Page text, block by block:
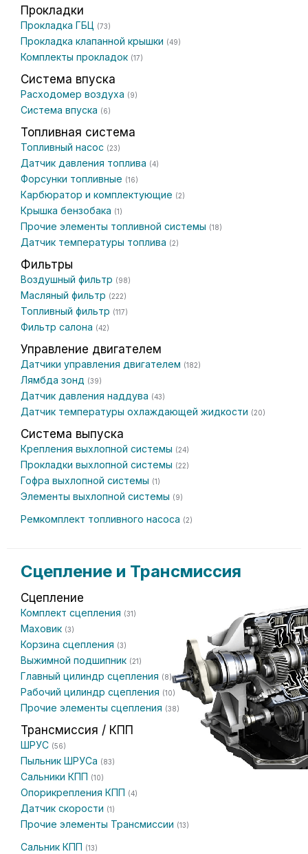
Прокладки
Прокладка ГБЦ (73)
Прокладка клапанной крышки (49)
Комплекты прокладок (17)
Система впуска
Расходомер воздуха (9)
Система впуска (6)
Топливная система
Топливный насос (23)
Датчик давления топлива (4)
Форсунки топливные (16)
Карбюратор и комплектующие (2)
Крышка бензобака (1)
Прочие элементы топливной системы (18)
Датчик температуры топлива (2)
Фильтры
Воздушный фильтр (98)
Масляный фильтр (222)
Топливный фильтр (117)
Фильтр салона (42)
Управление двигателем
Датчики управления двигателем (182)
Лямбда зонд (39)
Датчик давления наддува (43)
Датчик температуры охлаждающей жидкости (20)
Система выпуска
Крепления выхлопной системы (24)
Прокладки выхлопной системы (22)
Гофра выхлопной системы (1)
Элементы выхлопной системы (9)
Ремкомплект топливного насоса (2)
Сцепление и Трансмиссия
Сцепление
Комплект сцепления (31)
Маховик (3)
Корзина сцепления (3)
Выжимной подшипник (21)
Главный цилиндр сцепления (8)
Рабочий цилиндр сцепления (10)
Прочие элементы сцепления (38)
Трансмиссия / КПП
ШРУС (56)
Пыльник ШРУСа (83)
Сальники КПП (10)
Опорикрепления КПП (4)
Датчик скорости (1)
Прочие элементы Трансмиссии (13)
Сальник КПП (13)